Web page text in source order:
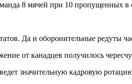
8 мячей при 10 пропущенных в
Да и оборонительные редуты
от канадцев получилось
значительную кадровую